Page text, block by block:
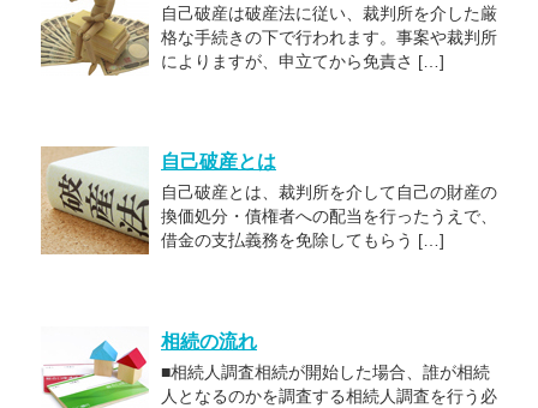
自己破産は破産法に従い、裁判所を介した厳
格な手続きの下で行われます。事案や裁判所
によりますが、申立てから免責さ […]
自己破産とは
自己破産とは、裁判所を介して自己の財産の
換価処分・債権者への配当を行ったうえで、
借金の支払義務を免除してもらう […]
相続の流れ
■相続人調査相続が開始した場合、誰が相続
人となるのかを調査する相続人調査を行う必